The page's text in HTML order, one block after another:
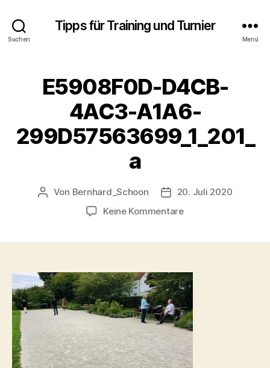
Suchen
Tipps für Training und Turnier
Menü
E5908F0D-D4CB-
4AC3-A1A6-
299D57563699_1_201_
a
Beitragsautor
Von Bernhard_Schoon Veröffentlichungsdatum
20. Juli 2020
Keine Kommentarezu